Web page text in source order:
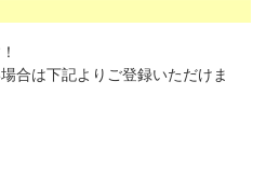
合は下記よりご登録いただけま